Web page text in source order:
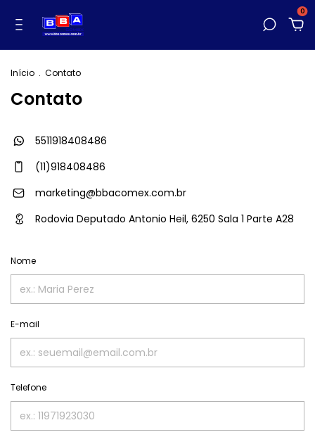
0
Início . Contato
Contato
5511918408486
(11)918408486
marketing@bbacomex.com.br
Rodovia Deputado Antonio Heil, 6250 Sala 1 Parte A28
Nome
E-mail
Telefone